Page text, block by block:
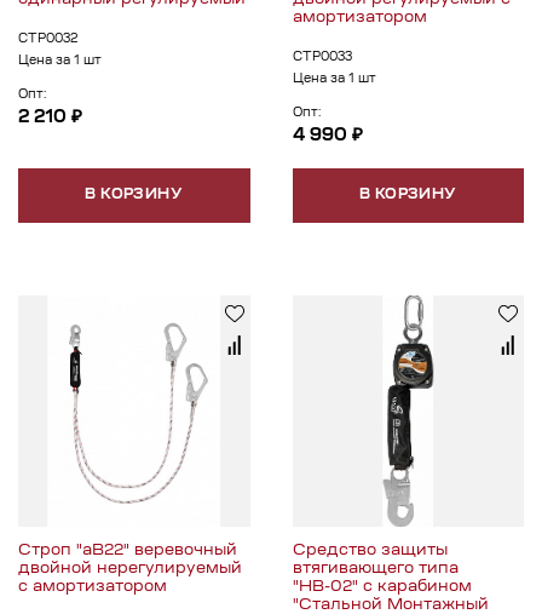
СТР0032
Цена за 1 шт
Опт:
2 210 ₽
В КОРЗИНУ
амортизатором
СТР0033
Цена за 1 шт
Опт:
4 990 ₽
В КОРЗИНУ
Строп "аВ22" веревочный
двойной нерегулируемый
с амортизатором
Средство защиты
втягивающего типа
"НВ-02" с карабином
"Стальной Монтажный